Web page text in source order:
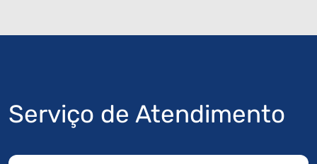
Serviço de Atendimento